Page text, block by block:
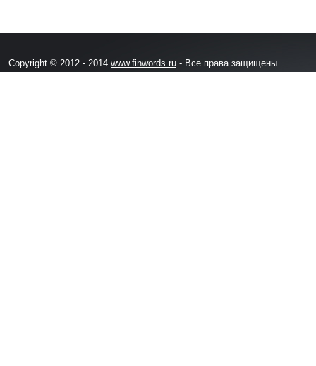
Copyright © 2012 - 2014 www.finwords.ru - Все права защищены